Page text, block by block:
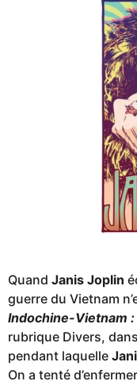
Quand Janis Joplin
guerre du Vietnam
Indochine-Vietnam
rubrique Divers,
pendant laquelle
On a tenté